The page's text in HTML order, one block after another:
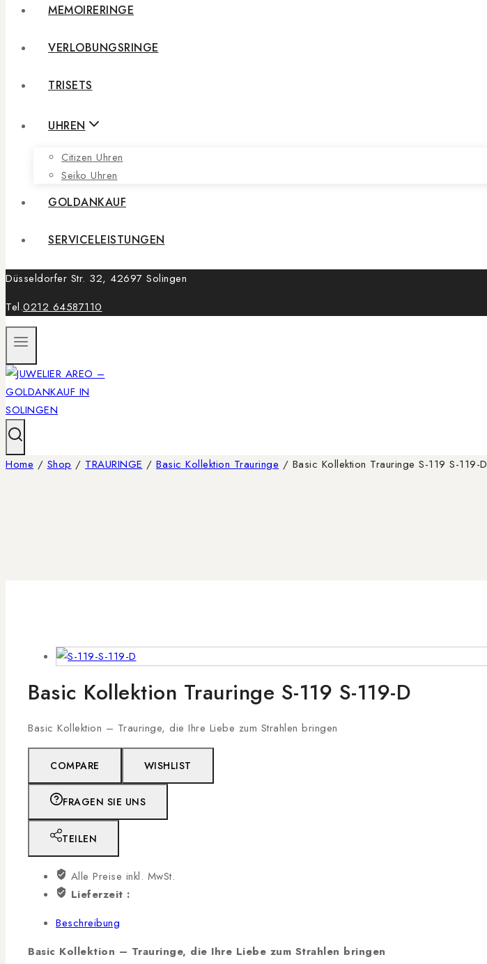
MEMOIRERINGE
VERLOBUNGSRINGE
TRISETS
UHREN
Citizen Uhren
Seiko Uhren
GOLDANKAUF
SERVICELEISTUNGEN
Düsseldorfer Str. 32, 42697 Solingen
Tel.0212 64587110
Home / Shop / TRAURINGE / Basic Kollektion Trauringe / Basic Kollektion Trauringe S-119 S-119-D
Basic Kollektion Trauringe S-119 S-119-D
Basic Kollektion – Trauringe, die Ihre Liebe zum Strahlen bringen
COMPARE WISHLIST
FRAGEN SIE UNS
TEILEN
Alle Preise inkl. MwSt.
Lieferzeit :
Beschreibung
Basic Kollektion – Trauringe, die Ihre Liebe zum Strahlen bringen